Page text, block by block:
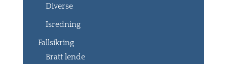
Diverse
Isredning
Fallsikring
Bratt lende